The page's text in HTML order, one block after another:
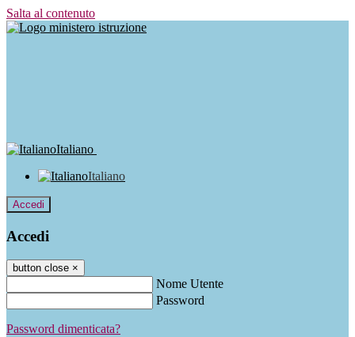
Salta al contenuto
Italiano
Italiano
Accedi
Accedi
button close ×
Nome Utente
Password
Password dimenticata?